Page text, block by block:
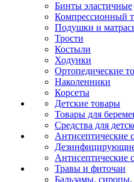
Бинты эластичные
Компрессионный
Подушки и
Трости
Костыли
Ходунки
Ортопедические
Наколенники
Корсеты
Детские товары
Товары для
Средства для
Антисептические
Дезинфицирующие
Антисептические
Травы и фиточаи
Бальзамы,